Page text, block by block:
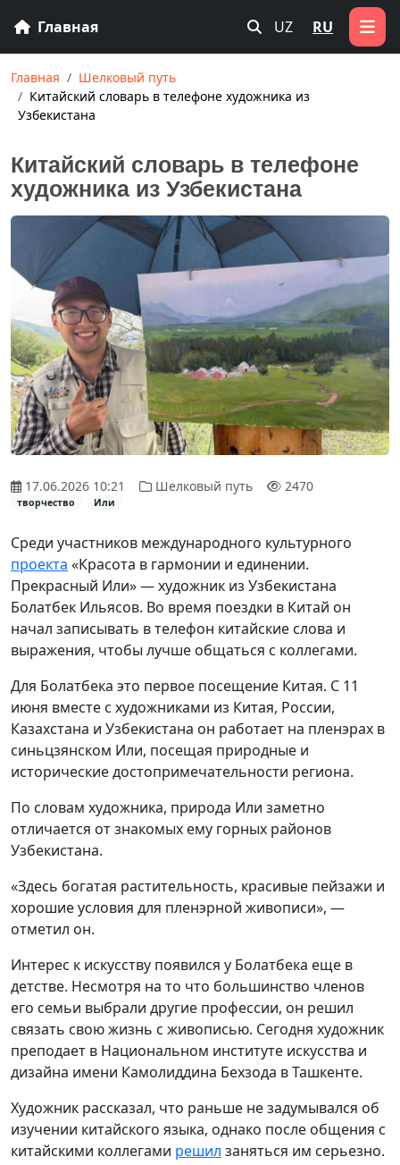
Главная UZ RU
Главная
Шелковый путь
Китайский словарь в телефоне художника из
Узбекистана
Китайский словарь в телефоне
художника из Узбекистана
17.06.2026 10:21 Шелковый путь 2470
творчество Или
Среди участников международного культурного
проекта «Красота в гармонии и единении.
Прекрасный Или» — художник из Узбекистана
Болатбек Ильясов. Во время поездки в Китай он
начал записывать в телефон китайские слова и
выражения, чтобы лучше общаться с коллегами.
Для Болатбека это первое посещение Китая. С 11
июня вместе с художниками из Китая, России,
Казахстана и Узбекистана он работает на пленэрах в
синьцзянском Или, посещая природные и
исторические достопримечательности региона.
По словам художника, природа Или заметно
отличается от знакомых ему горных районов
Узбекистана.
«Здесь богатая растительность, красивые пейзажи и
хорошие условия для пленэрной живописи», —
отметил он.
Интерес к искусству появился у Болатбека еще в
детстве. Несмотря на то что большинство членов
его семьи выбрали другие профессии, он решил
связать свою жизнь с живописью. Сегодня художник
преподает в Национальном институте искусства и
дизайна имени Камолиддина Бехзода в Ташкенте.
Художник рассказал, что раньше не задумывался об
изучении китайского языка, однако после общения с
китайскими коллегами решил заняться им серьезно.